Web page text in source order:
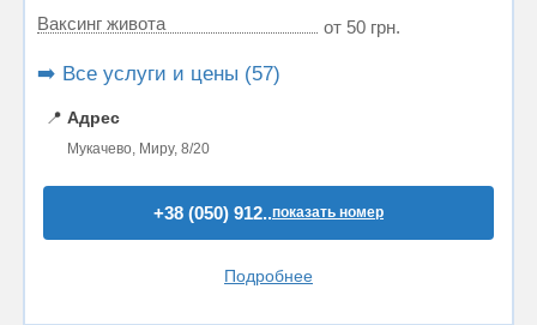
Ваксинг живота
от 50 грн.
➡️ Все услуги и цены (57)
📍 Адрес
Мукачево, Миру, 8/20
+38 (050) 912..показать номер
Подробнее